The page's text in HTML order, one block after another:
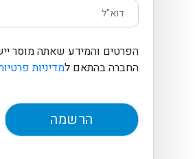
הפרטים והמידע שאתה מוסר
החברה בהתאם למדיניות